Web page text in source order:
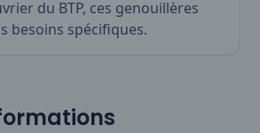
du BTP, ces genouillères
besoins spécifiques.